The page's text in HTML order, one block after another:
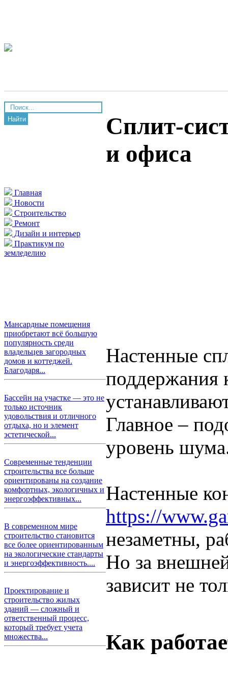
Найти
Главная
Новости
Строительство
Ремонт
Дизайн и интерьер
Практикум по
земледелию
Мансардные помещения
приобретают всё большую
популярность среди
владельцев загородных
домов и коттеджей.
Благодаря...
Бассейн на участке — это не
только источник
удовольствия и отличного
отдыха, но и элемент
эстетической...
Современные тенденции
строительства все больше
ориентированы на создание
комфортных, экологичных и
энергоэффективных...
В современном мире
строительство становится
все более ориентированным
на экологические стандарты
и энергоэффективность....
Проектирование и
строительство жилых
зданий — сложный и
ответственный процесс,
который требует учета
множества...
Сплит-
и офиса
Настенные
поддержания
Главное –
уровень
Настенные
https://
незаметны,
Но за
зависит не
Как